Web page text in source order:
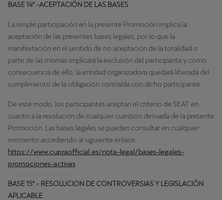
BASE 14ª.-ACEPTACIÓN DE LAS BASES
La simple participación en la presente Promoción implica la
aceptación de las presentes bases legales, por lo que la
manifestación en el sentido de no aceptación de la totalidad o
parte de las mismas implicará la exclusión del participante y como
consecuencia de ello, la entidad organizadora quedará liberada del
cumplimiento de la obligación contraída con dicho participante.
De este modo, los participantes aceptan el criterio de SEAT en
cuanto a la resolución de cualquier cuestión derivada de la presente
Promoción. Las bases legales se pueden consultar en cualquier
momento accediendo al siguiente enlace:
https://www.cupraofficial.es/nota-legal/bases-legales-
promociones-activas
BASE 15ª.- RESOLUCION DE CONTROVERSIAS Y LEGISLACIÓN
APLICABLE